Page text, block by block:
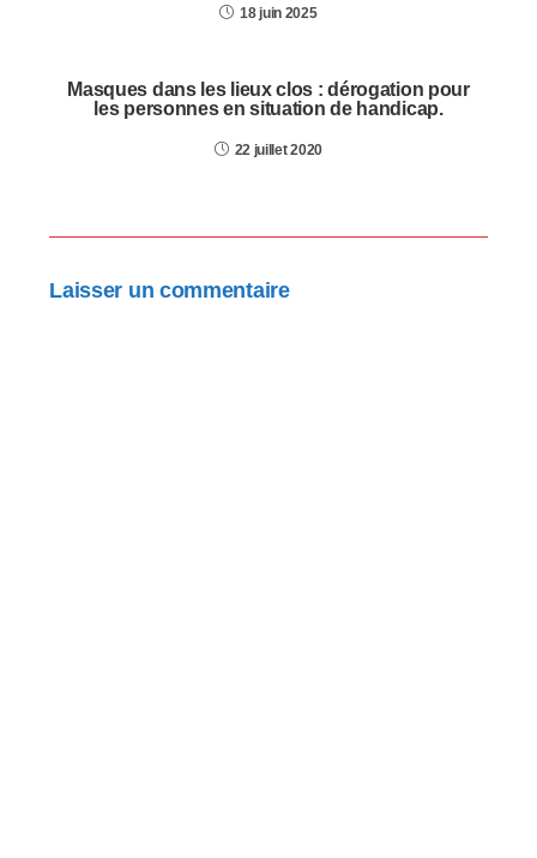
18 juin 2025
Masques dans les lieux clos : dérogation pour
les personnes en situation de handicap.
22 juillet 2020
Laisser un commentaire